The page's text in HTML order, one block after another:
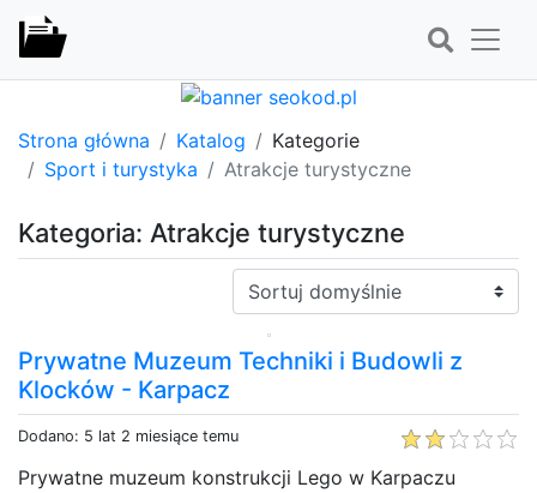
Strona główna Katalog
Kategorie
Sport i turystyka
Atrakcje turystyczne
Kategoria: Atrakcje turystyczne
Sortuj:
Prywatne Muzeum Techniki i Budowli z
Klocków - Karpacz
Dodano: 5 lat 2 miesiące temu
Prywatne muzeum konstrukcji Lego w Karpaczu